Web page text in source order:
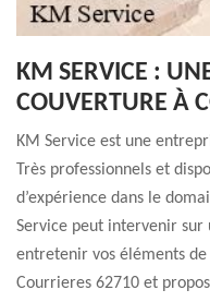
KM SERVICE :
COUVERTURE À
KM Service est une
Très professionnels et
d’expérience dans le
Service peut intervenir
entretenir vos éléments
Courrieres 62710 et